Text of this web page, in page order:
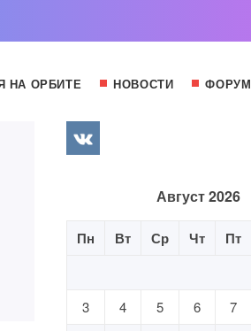
НА ОРБИТЕ НОВОСТИ ФОРУМ
Август 2026
Пн Вт Ср Чт Пт
3
4 5 6 7